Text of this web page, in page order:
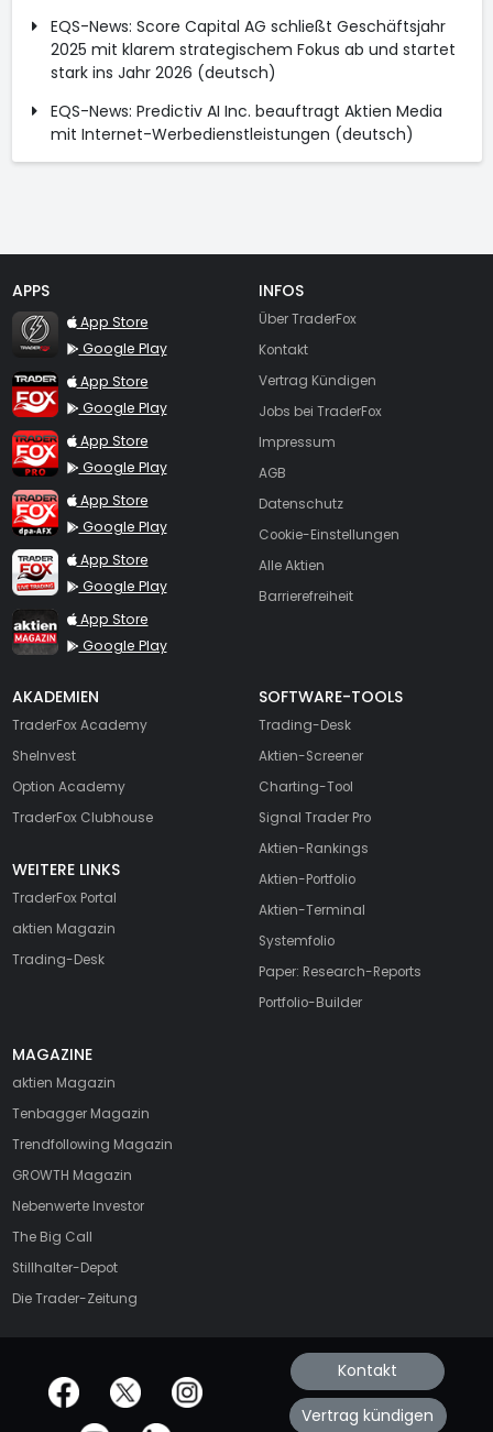
EQS-News: Score Capital AG schließt Geschäftsjahr
2025 mit klarem strategischem Fokus ab und startet
stark ins Jahr 2026 (deutsch)
EQS-News: Predictiv AI Inc. beauftragt Aktien Media
mit Internet-Werbedienstleistungen (deutsch)
APPS
TraderFox Flash
App Store
Google Play
TraderFox App
App Store
Google Play
TraderFox Pro
App Store
Google Play
TraderFox dpa-AFX ProFeed
App Store
Google Play
TraderFox Live Trading
App Store
Google Play
TraderFox aktien Magazin
App Store
Google Play
INFOS
Über TraderFox
Kontakt
Vertrag Kündigen
Jobs bei TraderFox
Impressum
AGB
Datenschutz
Cookie-Einstellungen
Alle Aktien
Barrierefreiheit
AKADEMIEN
TraderFox Academy
SheInvest
Option Academy
TraderFox Clubhouse
WEITERE LINKS
TraderFox Portal
aktien Magazin
Trading-Desk
SOFTWARE-TOOLS
Trading-Desk
Aktien-Screener
Charting-Tool
Signal Trader Pro
Aktien-Rankings
Aktien-Portfolio
Aktien-Terminal
Systemfolio
Paper: Research-Reports
Portfolio-Builder
MAGAZINE
aktien Magazin
Tenbagger Magazin
Trendfollowing Magazin
GROWTH Magazin
Nebenwerte Investor
The Big Call
Stillhalter-Depot
Die Trader-Zeitung
offizielle Social Media-Accounts Kontakt
Vertrag kündigen